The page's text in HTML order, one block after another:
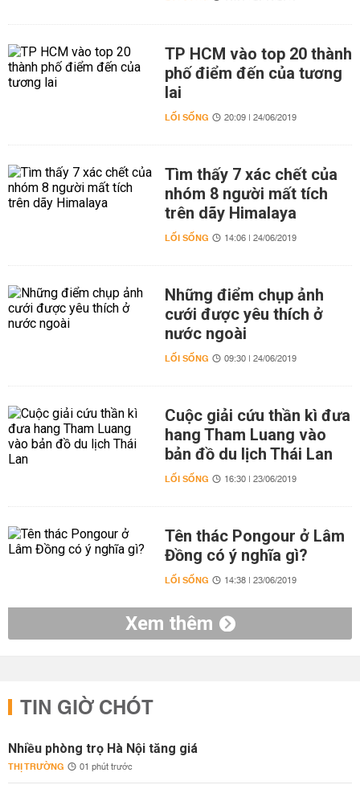
TP HCM vào top 20 thành
phố điểm đến của tương
lai
LỐI SỐNG 20:09 | 24/06/2019
Tìm thấy 7 xác chết của
nhóm 8 người mất tích
trên dãy Himalaya
LỐI SỐNG 14:06 | 24/06/2019
Những điểm chụp ảnh
cưới được yêu thích ở
nước ngoài
LỐI SỐNG 09:30 | 24/06/2019
Cuộc giải cứu thần kì đưa
hang Tham Luang vào
bản đồ du lịch Thái Lan
LỐI SỐNG 16:30 | 23/06/2019
Tên thác Pongour ở Lâm
Đồng có ý nghĩa gì?
LỐI SỐNG 14:38 | 23/06/2019
Xem thêm
TIN GIỜ CHÓT
Nhiều phòng trọ Hà Nội tăng giá
THỊ TRƯỜNG 01 phút trước